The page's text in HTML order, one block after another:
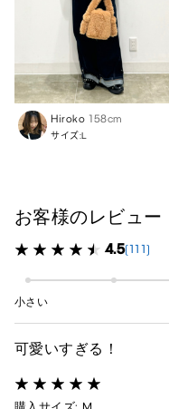
Hiroko 158cm
サイズ:L
お客様のレビュー
4.5(111)
小さい
可愛いすぎる！